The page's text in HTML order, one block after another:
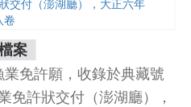
案
業免許願，收錄於典藏號
免許狀交付（澎湖廳），